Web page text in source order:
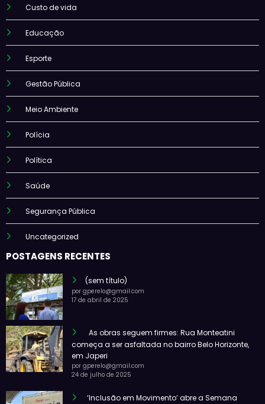
Custo de vida
Educação
Esporte
Gestão Pública
Meio Ambiente
Polícia
Política
Saúde
Segurança Pública
Uncategorized
POSTAGENS RECENTES
(sem título)
por gperelo@gmail.com
17 de abril de 2025
As obras seguem firmes: Rua Monteatini
começa a ser asfaltada no bairro Belo Horizonte,
em Japeri
por gperelo@gmail.com
24 de julho de 2025
‘Inclusão em Movimento’ abre a Semana